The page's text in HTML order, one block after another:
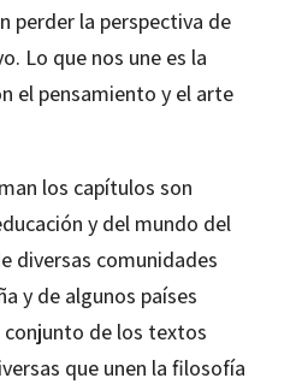
perder la perspectiva de
Lo que nos une es la
el pensamiento y el arte
los capítulos son
y del mundo del
diversas comunidades
y de algunos países
de los textos
que unen la filosofía